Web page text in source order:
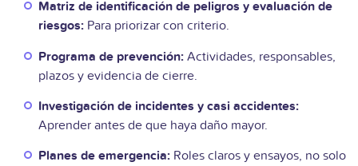
Matriz de identificación de peligros y evaluación de
riesgos: Para priorizar con criterio.
Programa de prevención: Actividades, responsables,
plazos y evidencia de cierre.
Investigación de incidentes y casi accidentes:
Aprender antes de que haya daño mayor.
Planes de emergencia: Roles claros y ensayos, no solo